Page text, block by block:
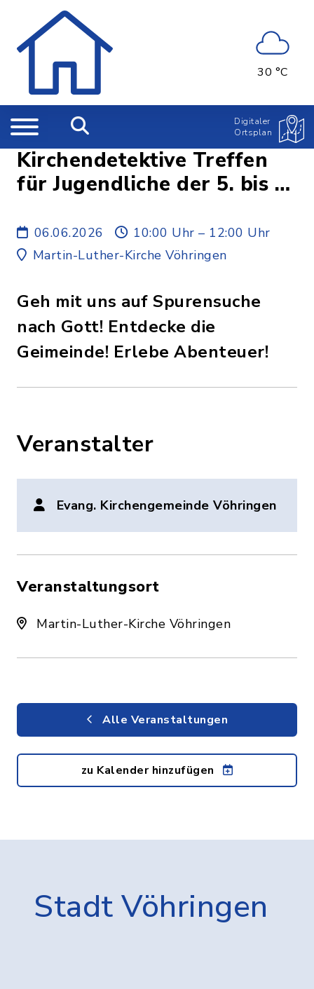
30 °C
Digitaler
Ortsplan
Kirchendetektive Treffen
für Jugendliche der 5. bis 7.
06.06.2026
10:00 Uhr – 12:00 Uhr
Martin-Luther-Kirche Vöhringen
Geh mit uns auf Spurensuche
nach Gott! Entdecke die
Geimeinde! Erlebe Abenteuer!
Veranstalter
Evang. Kirchengemeinde Vöhringen
Veranstaltungsort
Martin-Luther-Kirche Vöhringen
Alle Veranstaltungen
zu Kalender hinzufügen
Stadt Vöhringen